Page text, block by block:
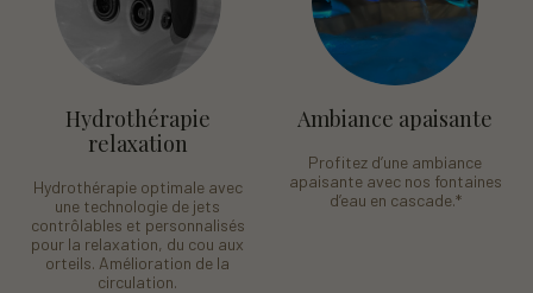
Hydrothérapie
relaxation
Hydrothérapie optimale avec
une technologie de jets
contrôlables et personnalisés
pour la relaxation, du cou aux
orteils. Amélioration de la
circulation.
Ambiance apaisante
Profitez d’une ambiance
apaisante avec nos fontaines
d’eau en cascade.*